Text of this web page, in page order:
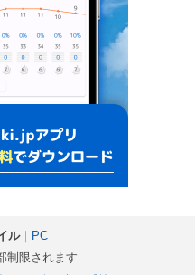
ル｜
PC
制限されます